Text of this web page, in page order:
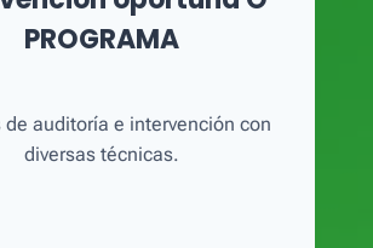
PROGRAMA
de auditoría e intervención con
diversas técnicas.